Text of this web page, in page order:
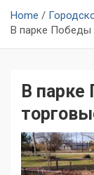
Home
В парке Победы
В